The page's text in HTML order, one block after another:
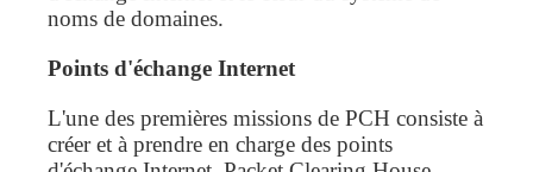
noms de domaines.
Points d'échange Internet
L'une des premières missions de PCH consiste à
créer et à prendre en charge des points